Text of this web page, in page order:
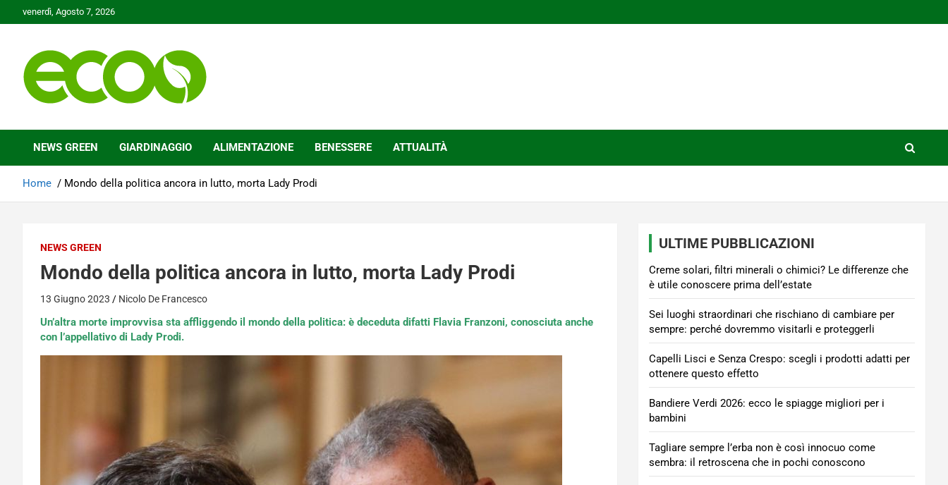
to
venerdì, Agosto 7, 2026
Ecoo.it
NEWS GREEN GIARDINAGGIO ALIMENTAZIONE BENESSERE ATTUALITÀ
Home Mondo della politica ancora in lutto, morta Lady Prodi
NEWS GREEN
Mondo della politica ancora in lutto, morta Lady Prodi
13 Giugno 2023 Nicolo De Francesco
Un’altra morte improvvisa sta affliggendo il mondo della politica: è deceduta difatti Flavia Franzoni, conosciuta anche
con l’appellativo di Lady Prodi.
ULTIME PUBBLICAZIONI
Creme solari, filtri minerali o chimici? Le differenze che
è utile conoscere prima dell’estate
Sei luoghi straordinari che rischiano di cambiare per
sempre: perché dovremmo visitarli e proteggerli
Capelli Lisci e Senza Crespo: scegli i prodotti adatti per
ottenere questo effetto
Bandiere Verdi 2026: ecco le spiagge migliori per i
bambini
Tagliare sempre l’erba non è così innocuo come
sembra: il retroscena che in pochi conoscono